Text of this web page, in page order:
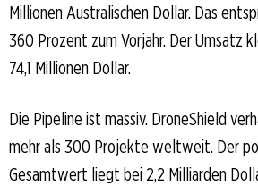
Millionen Australischen Dollar. Das
360 Prozent zum Vorjahr. Der Umsatz
74,1 Millionen Dollar.
Die Pipeline ist massiv. DroneShield
mehr als 300 Projekte weltweit. Der
Gesamtwert liegt bei 2,2 Milliarden